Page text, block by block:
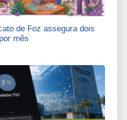
de Foz assegura dois
mês